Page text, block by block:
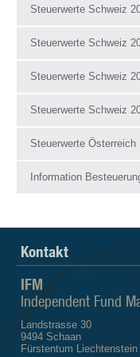
Steuerwerte Schweiz
Steuerwerte Schweiz
Steuerwerte Schweiz
Steuerwerte Schweiz
Steuerwerte Österreich
Information
Kontakt
IFM
Independent Fund
Landstrasse 30
9494 Schaan
Fürstentum Liechtenstein